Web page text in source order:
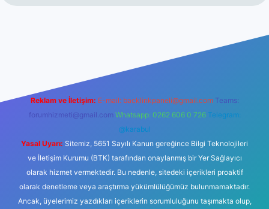
Reklam ve İletişim: E-mail: backlinkpaneli@gmail.com Teams:
forumhizmeti@gmail.com Whatsapp: 0262 606 0 726 Telegram:
@karabul
Yasal Uyarı: Sitemiz, 5651 Sayılı Kanun gereğince Bilgi Teknolojileri
ve İletişim Kurumu (BTK) tarafından onaylanmış bir Yer Sağlayıcı
olarak hizmet vermektedir. Bu nedenle, sitedeki içerikleri proaktif
olarak denetleme veya araştırma yükümlülüğümüz bulunmamaktadır.
Ancak, üyelerimiz yazdıkları içeriklerin sorumluluğunu taşımakta olup,